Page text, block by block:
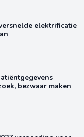
elektrificatie
bezwaar maken